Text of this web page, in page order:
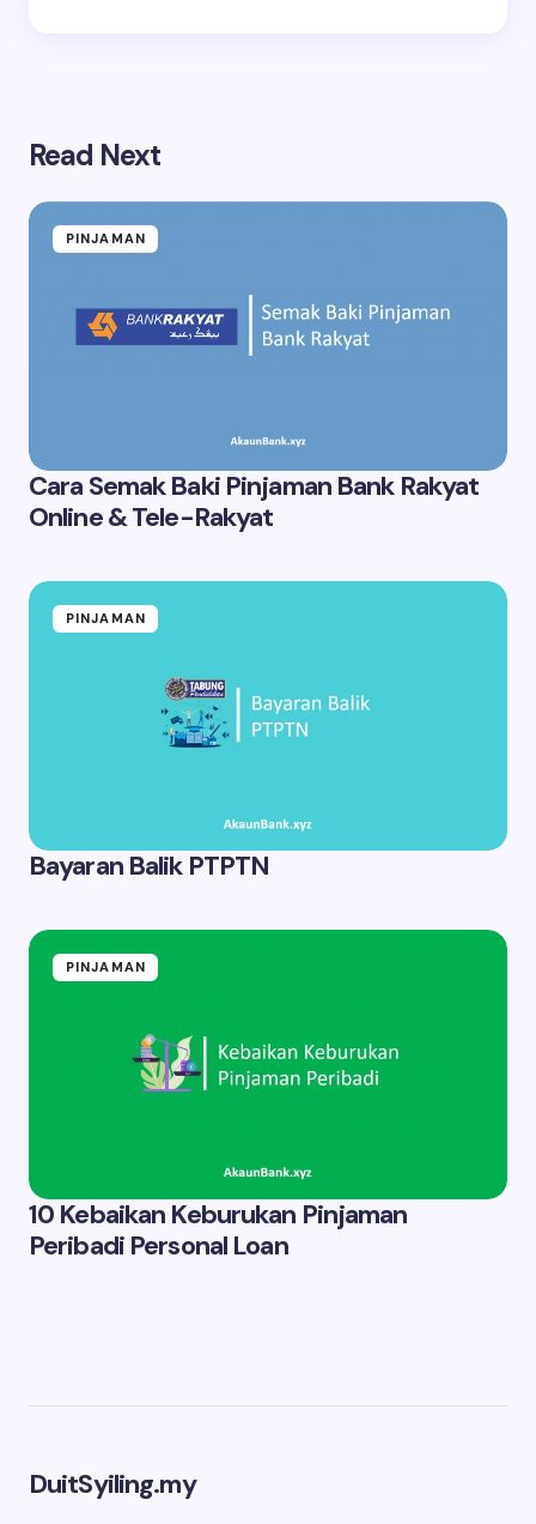
Read Next
PINJAMAN
Cara Semak Baki Pinjaman Bank Rakyat
Online & Tele-Rakyat
PINJAMAN
Bayaran Balik PTPTN
PINJAMAN
10 Kebaikan Keburukan Pinjaman
Peribadi Personal Loan
DuitSyiling.my